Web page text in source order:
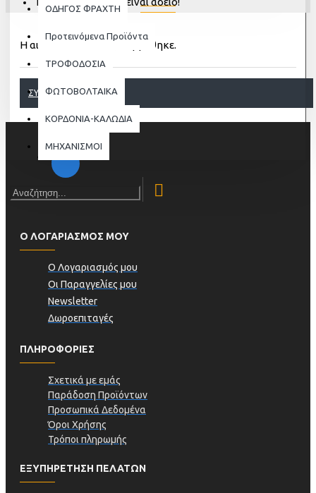
ΟΔΗΓΟΣ ΦΡΑΧΤΗ
Προτεινόμενα Προϊόντα
ΤΡΟΦΟΔΟΣΙΑ
ΦΩΤΟΒΟΛΤΑΙΚΑ
ΚΟΡΔΟΝΙΑ-ΚΑΛΩΔΙΑ
ΜΗΧΑΝΙΣΜΟΙ
Η αιτούμενη σελίδα, δε βρέθηκε.
ΣΥΝΈΧΕΙΑ
Ο ΛΟΓΑΡΙΑΣΜΟΣ ΜΟΥ
Ο Λογαριασμός μου
Οι Παραγγελίες μου
Newsletter
Δωροεπιταγές
ΠΛΗΡΟΦΟΡΊΕΣ
Σχετικά με εμάς
Παράδοση Προϊόντων
Προσωπικά Δεδομένα
Όροι Χρήσης
Τρόποι πληρωμής
ΕΞΥΠΗΡΕΤΗΣΗ ΠΕΛΑΤΩΝ